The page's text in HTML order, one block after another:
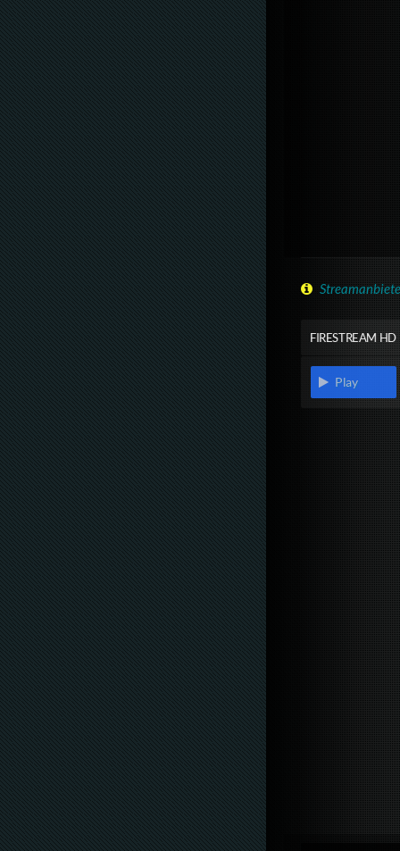
FIRESTREAM HD
Play